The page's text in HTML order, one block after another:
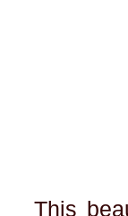
This